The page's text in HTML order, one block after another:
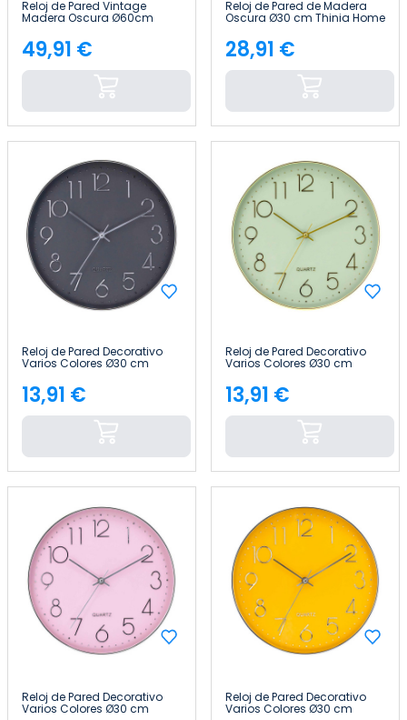
Reloj de Pared Vintage
Madera Oscura Ø60cm
Precio
49,91 €
Reloj de Pared de Madera
Oscura Ø30 cm Thinia Home
Precio
28,91 €
Reloj de Pared Decorativo
Varios Colores Ø30 cm
Precio
13,91 €
Reloj de Pared Decorativo
Varios Colores Ø30 cm
Precio
13,91 €
Reloj de Pared Decorativo
Varios Colores Ø30 cm
Reloj de Pared Decorativo
Varios Colores Ø30 cm